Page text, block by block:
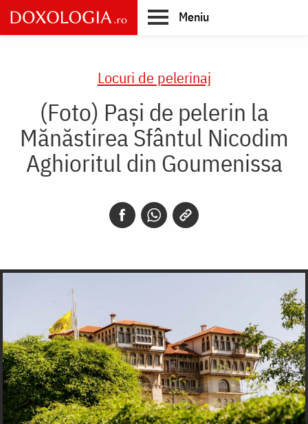
Skip
to
main
Meniu
Locuri de pelerinaj
(Foto) Pași de pelerin la
Mănăstirea Sfântul Nicodim
Aghioritul din Goumenissa